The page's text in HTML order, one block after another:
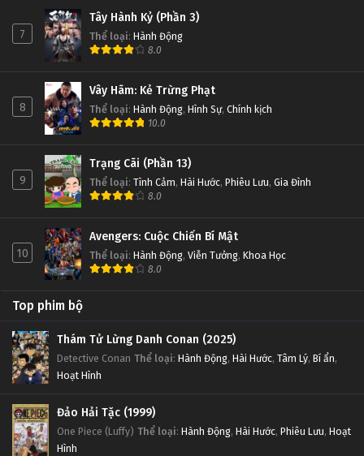
7
Tây Hành Kỷ (Phần 3)
Thể loại: Hành Động
8.0
8
Vây Hãm: Kẻ Trừng Phạt
Thể loại: Hành Động, Hình Sự, Chính kịch
10.0
9
Trạng Cãi (Phần 13)
Thể loại: Tình Cảm, Hài Hước, Phiêu Lưu, Gia Đình
8.0
10
Avengers: Cuộc Chiến Bí Mật
Thể loại: Hành Động, Viễn Tưởng, Khoa Học
8.0
Top phim bộ
Thám Tử Lừng Danh Conan (2025)
Detective Conan Thể loại: Hành Động, Hài Hước, Tâm Lý, Bí ẩn,
Hoạt Hình
Đảo Hải Tặc (1999)
One Piece (Luffy) Thể loại: Hành Động, Hài Hước, Phiêu Lưu, Hoạt
Hình